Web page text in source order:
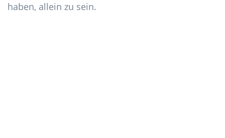
haben, allein zu sein.